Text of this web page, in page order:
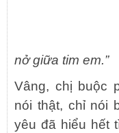
Mắt
Những
nở giữa tim em.”
Vâng, chị buộc
nói thật, chỉ nói
yêu đã hiểu hết